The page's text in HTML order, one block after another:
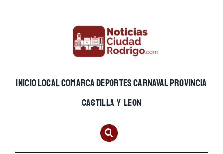
INICIOLOCALCOMARCADEPORTESCARNAVALPROVINCIA
CASTILLA Y LEON